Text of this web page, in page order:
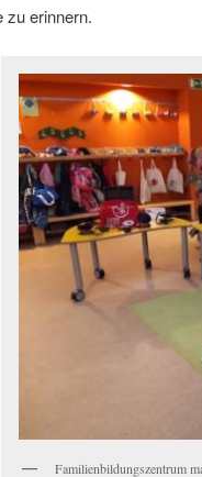
zu erinnern.
Familienbildungszentrum